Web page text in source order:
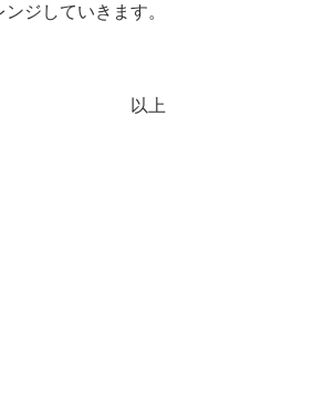
ジしていきます。
以上